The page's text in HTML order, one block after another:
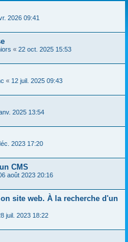
2026 09:41
« 22 oct. 2025 15:53
« 12 juil. 2025 09:43
2025 13:54
2023 17:20
CMS
août 2023 20:16
site web. À la recherche d'un
juil. 2023 18:22